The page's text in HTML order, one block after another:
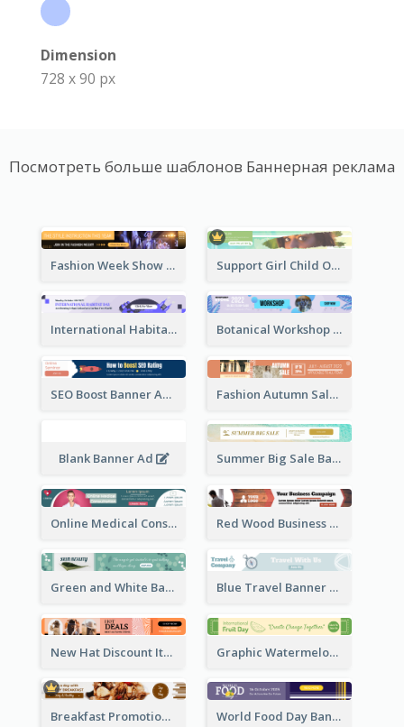
Dimension
728 x 90 px
Посмотреть больше шаблонов Баннерная реклама
Fashion Week Show Banner Ad Support Girl Child Online Campaign Banner Ad
International Habitat Day Banner Ad Botanical Workshop Promote Banner Ad
SEO Boost Banner Ad Fashion Autumn Sale Banner Ad
Blank Banner Ad Summer Big Sale Banner Ad
Online Medical Consultation Banner Ad Red Wood Business Banner Ad
Green and White Banner Ad Blue Travel Banner Ad
New Hat Discount Items Banner Ads Graphic Watermelon International Fruit Day Leaderboard
Breakfast Promotional Leaderboard World Food Day Banner Ad